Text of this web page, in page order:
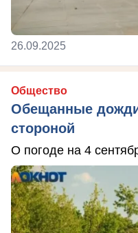
26.09.2025
Общество
Обещанные
стороной
О погоде на 4